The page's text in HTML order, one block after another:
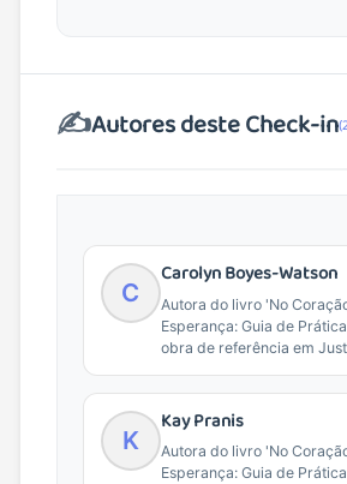
✍️Autores deste Check-in
C
Carolyn Boyes-Watson
Autora do livro 'No
Esperança: Guia de
obra de referência em
K
Kay Pranis
Autora do livro 'No
Esperança: Guia de